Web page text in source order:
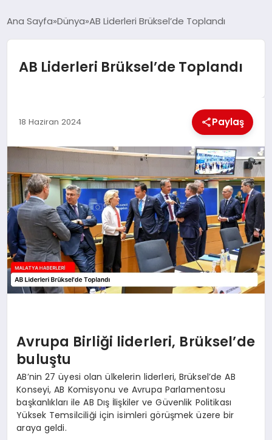
EĞITIM
EKONOMI
MAGAZIN
SAĞLIK
SIYASET
TEKNOLOJI
Ana Sayfa Dünya AB Liderleri Brüksel’de Toplandı
AB Liderleri Brüksel’de Toplandı
18 Haziran 2024 Paylaş
Avrupa Birliği liderleri, Brüksel’de
buluştu
AB’nin 27 üyesi olan ülkelerin liderleri, Brüksel’de AB
Konseyi, AB Komisyonu ve Avrupa Parlamentosu
başkanlıkları ile AB Dış İlişkiler ve Güvenlik Politikası
Yüksek Temsilciliği için isimleri görüşmek üzere bir
araya geldi.